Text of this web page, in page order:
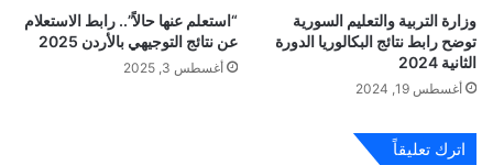
وزارة التربية والتعليم السورية
توضح رابط نتائج البكالوريا الدورة
الثانية 2024
أغسطس 19, 2024
“استعلم عنها حالاً”.. رابط الاستعلام
عن نتائج التوجيهي بالأردن 2025
أغسطس 3, 2025
اترك تعليقاً